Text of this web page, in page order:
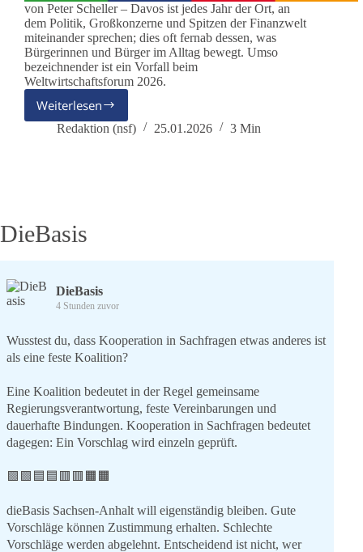
von Peter Scheller – Davos ist jedes Jahr der Ort, an
dem Politik, Großkonzerne und Spitzen der Finanzwelt
miteinander sprechen; dies oft fernab dessen, was
Bürgerinnen und Bürger im Alltag bewegt. Umso
bezeichnender ist ein Vorfall beim
Weltwirtschaftsforum 2026.
Weiterlesen
Davos,
Madam
statt
Antworten
Redaktion (nsf) 25.01.2026 3 Min
DieBasis
DieBasis
4 Stunden zuvor
Wusstest du, dass Kooperation in Sachfragen etwas anderes ist
als eine feste Koalition?
Eine Koalition bedeutet in der Regel gemeinsame
Regierungsverantwortung, feste Vereinbarungen und
dauerhafte Bindungen. Kooperation in Sachfragen bedeutet
dagegen: Ein Vorschlag wird einzeln geprüft.
🟩🟩🟦🟦🟥🟥🟧🟧
dieBasis Sachsen-Anhalt will eigenständig bleiben. Gute
Vorschläge können Zustimmung erhalten. Schlechte
Vorschläge werden abgelehnt. Entscheidend ist nicht, wer